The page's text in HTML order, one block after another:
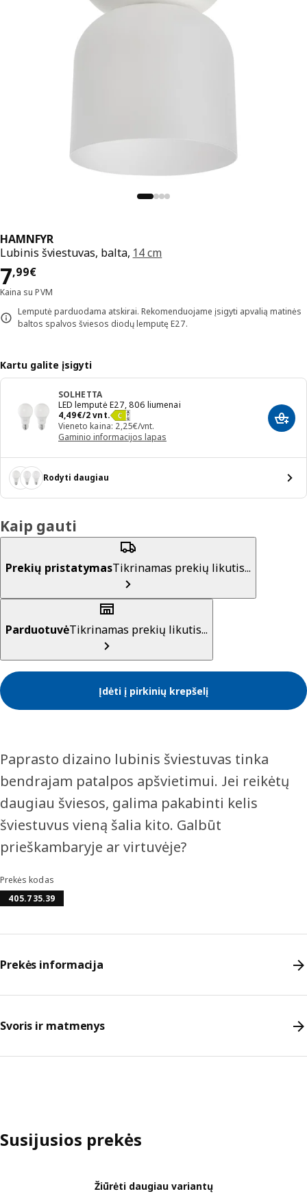
HAMNFYR
Lubinis šviestuvas, balta, 14 cm
7,99€
Kaina 7,99€
Kaina su PVM
Lemputė parduodama atskirai. Rekomenduojame įsigyti apvalią matinės
baltos spalvos šviesos diodų lemputę E27.
Kartu galite įsigyti
SOLHETTA
LED lemputė E27, 806 liumenai
4,49€/2 vnt.
Kaina 4,49€/2 vnt.
Vieneto kaina: 2,25€/vnt.
Gaminio informacijos lapas
Įdėti
Rodyti daugiau
Kaip gauti
Prekių pristatymasTikrinamas prekių likutis...
ParduotuvėTikrinamas prekių likutis...
Įdėti į pirkinių krepšelį
Paprasto dizaino lubinis šviestuvas tinka
bendrajam patalpos apšvietimui. Jei reikėtų
daugiau šviesos, galima pakabinti kelis
šviestuvus vieną šalia kito. Galbūt
prieškambaryje ar virtuvėje?
Prekės kodas
405.735.39
Prekės informacija
Svoris ir matmenys
Susijusios prekės
Žiūrėti daugiau variantų